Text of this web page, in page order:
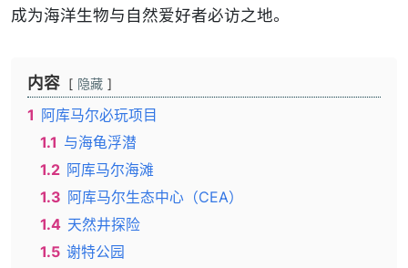
成为海洋生物与自然爱好者必访之地。
内容 隐藏
1 阿库马尔必玩项目
1.1 与海龟浮潜
1.2 阿库马尔海滩
1.3 阿库马尔生态中心（CEA）
1.4 天然井探险
1.5 谢特公园